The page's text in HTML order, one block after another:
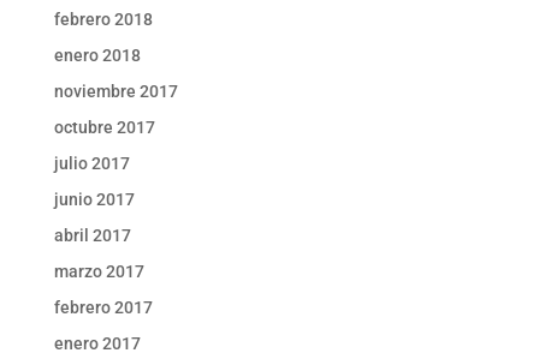
febrero 2018
enero 2018
noviembre 2017
octubre 2017
julio 2017
junio 2017
abril 2017
marzo 2017
febrero 2017
enero 2017